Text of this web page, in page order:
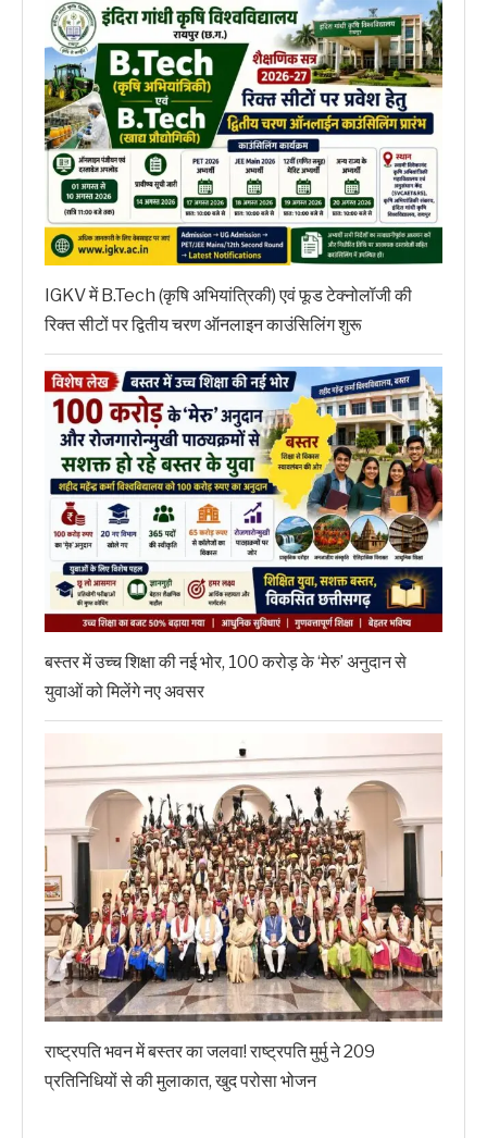
IGKV में B.Tech (कृषि अभियांत्रिकी) एवं फूड टेक्नोलॉजी की
रिक्त सीटों पर द्वितीय चरण ऑनलाइन काउंसिलिंग शुरू
बस्तर में उच्च शिक्षा की नई भोर, 100 करोड़ के ‘मेरु’ अनुदान से
युवाओं को मिलेंगे नए अवसर
राष्ट्रपति भवन में बस्तर का जलवा! राष्ट्रपति मुर्मु ने 209
प्रतिनिधियों से की मुलाकात, खुद परोसा भोजन